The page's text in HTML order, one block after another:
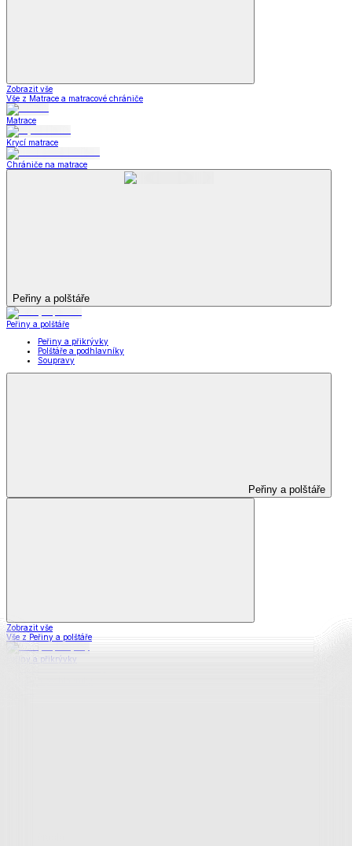
Zobrazit vše
Vše z Matrace a matracové chrániče
Matrace
Krycí matrace
Chrániče na matrace
Peřiny a polštáře
Peřiny a polštáře
Peřiny a přikrývky
Polštáře a podhlavníky
Soupravy
Peřiny a polštáře
Zobrazit vše
Vše z Peřiny a polštáře
Peřiny a přikrývky